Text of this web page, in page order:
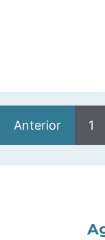
Anterior 1